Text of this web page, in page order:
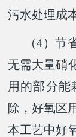
污水处理成
（4）
无需大量硝
用的部分能
除，好氧区
本工艺中好